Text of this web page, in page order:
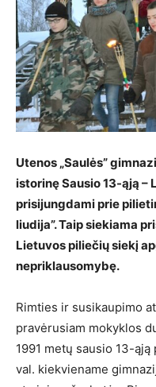
Utenos „Saulės”
istorinę Sausio 13-ąją –
prisijungdami prie
liudija”. Taip siekiama
Lietuvos piliečių siekį
nepriklausomybę.
Rimties ir susikaupimo
pravėrusiam mokyklos
1991 metų sausio 13-
val. kiekviename